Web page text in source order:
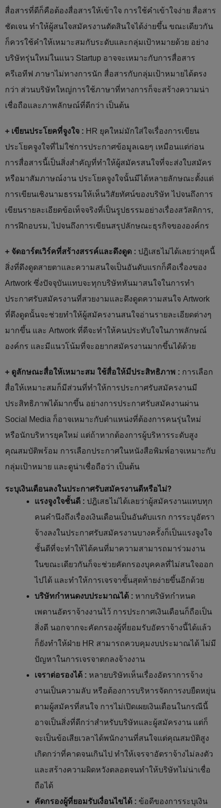
สื่อสารที่ดีก็คือต้องสื่อสารให้เข้าใจ การใช้คำเข้าใจง่าย สื่อสาร
ชัดเจน ทำให้ผู้สนใจสมัครงานตัดสินใจได้ง่ายขึ้น ขณะเดียวกัน
ก็ควรใช้คำให้เหมาะสมกับระดับและกลุ่มเป้าหมายด้วย อย่าง
บริษัทรุ่นใหม่ในแนว Startup อาจจะเหมาะกับการสื่อสาร
ครีเอทีฟ ภาษาไม่ทางการนัก สื่อสารกับกลุ่มเป้าหมายได้ตรง
กว่า ส่วนบริษัทใหญ่การใช้ภาษาที่ทางการก็จะสร้างความน่า
เชื่อถือและภาพลักษณ์ที่ดีกว่า เป็นต้น
+ เขียนประโยคที่จูงใจ : HR ยุคใหม่มักใส่ใจเรื่องการเขียน
ประโยคจูงใจที่ไม่ใช่การประกาศข้อมูลเฉยๆ เหมือนแต่ก่อน
การสื่อสารนี้เป็นสิ่งสำคัญที่ทำให้ผู้สมัครสนใจที่จะส่งใบสมัคร
หรือมาสัมภาษณ์งาน ประโยคจูงใจนั้นมีได้หลายลักษณะตั้งแต่
การเขียนเชิงนามธรรมให้เห็นวิสัยทัศน์ของบริษัท ไปจนถึงการ
เขียนรายละเอียดข้อเท็จจริงที่เป็นรูปธรรมอย่างเรื่องสวัสดิการ,
การฝึกอบรม, ไปจนถึงการเขียนสรุปลักษณะธุรกิจขององค์กร
+ จัดอาร์ตเวิร์คที่สร้างสรรค์และดึงดูด : ปฎิเสธไม่ได้เลยว่ายุคนี้
สิ่งที่ดึงดูดสายตาและความสนใจเป็นอันดับแรกก็คือเรื่องของ
Artwork ซึ่งปัจจุบันแทบจะทุกบริษัทหันมาสนใจในการทำ
ประกาศรับสมัครงานที่สวยงามและดึงดูดความสนใจ Artwork
ที่ดึงดูดนั้นจะช่วยทำให้ผู้สมัครงานสนใจอ่านรายละเอียดต่างๆ
มากขึ้น และ Artwork ที่ดีจะทำให้คนประทับใจในภาพลักษณ์
องค์กร และมีแนวโน้มที่จะอยากสมัครงานมากขึ้นได้ด้วย
+ ดูลักษณะสื่อให้เหมาะสม ใช้สื่อให้มีประสิทธิภาพ : การเลือก
สื่อให้เหมาะสมก็มีส่วนที่ทำให้การประกาศรับสมัครงานมี
ประสิทธิภาพได้มากขึ้น อย่างการประกาศรับสมัคงานผ่าน
Social Media ก็อาจเหมาะกับตำแหน่งที่ต้องการคนรุ่นใหม่
หรือนักบริหารยุคใหม่ แต่ถ้าหากต้องการผู้บริหารระดับสูง
คุณสมบัติพร้อม การเลือกประกาศในหนังสือพิมพ์อาจเหมาะกับ
กลุ่มเป้าหมาย และดูน่าเชื่อถือว่า เป็นต้น
ระบุเงินเดือนลงในประกาศรับสมัครงานดีหรือไม่?
แรงจูงใจชั้นดี : ปฎิเสธไม่ได้เลยว่าผู้สมัครงานแทบทุก
คนคำนึงถึงเรื่องเงินเดือนเป็นอันดับแรก การระบุอัตรา
จ้างลงในประกาศรับสมัครงานบางครั้งก็เป็นแรงจูงใจ
ชั้นดีที่จะทำให้ได้คนที่มาความสามารถมาร่วมงาน
ในขณะเดียวกันก็จะช่วยคัดกรองบุคคลที่ไม่สนใจออก
ไปได้ และทำให้การเจรจาขั้นสุดท้ายง่ายขึ้นอีกด้วย
บริษัทกำหนดงบประมาณได้ : หากบริษัทกำหนด
เพดานอัตราจ้างงานไว้ การประกาศเงินเดือนก็ถือเป็น
สิ่งดี นอกจากจะคัดกรองผู้ที่ยอมรับอัตราจ้างนี้ได้แล้ว
ก็ยังทำให้ฝ่าย HR สามารถควบคุมงบประมาณได้ ไม่มี
ปัญหาในการเจรจาตกลงจ้างงาน
เจราต่อรองได้ : หลายบริษัทเห็นเรื่องอัตราการจ้าง
งานเป็นความลับ หรือต้องการบริหารจัดการงบยืดหยุ่น
ตามผู้สมัครที่สนใจ การไม่เปิดเผยเงินเดือนในกรณีนี้
อาจเป็นสิ่งที่ดีกว่าสำหรับบริษัทและผู้สมัครงาน แต่ก็
จะเป็นข้อเสียเวลาได้พนักงานที่สนใจแต่คุณสมบัติสูง
เกิดกว่าที่คาดจนเกินไป ทำให้เจรจาอัตราจ้างไม่ลงตัว
และสร้างความผิดหวังตลอดจนทำให้บริษัทไม่น่าเชื่อ
ถือได้
คัดกรองผู้ที่ยอมรับเงื่อนไขได้ : ข้อดีของการระบุเงิน